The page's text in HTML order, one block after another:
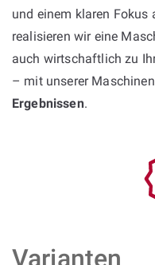
und einem klaren
realisieren wir eine
auch wirtschaftlich zu
– mit unserer
Ergebnissen.
Varianten